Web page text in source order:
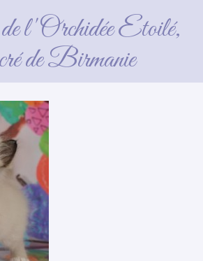
l'Orchidée Etoilé,
de Birmanie